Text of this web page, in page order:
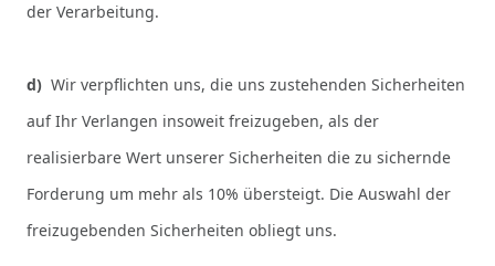
der Verarbeitung.
d) Wir verpflichten uns, die uns zustehenden Sicherheiten
auf Ihr Verlangen insoweit freizugeben, als der
realisierbare Wert unserer Sicherheiten die zu sichernde
Forderung um mehr als 10% übersteigt. Die Auswahl der
freizugebenden Sicherheiten obliegt uns.